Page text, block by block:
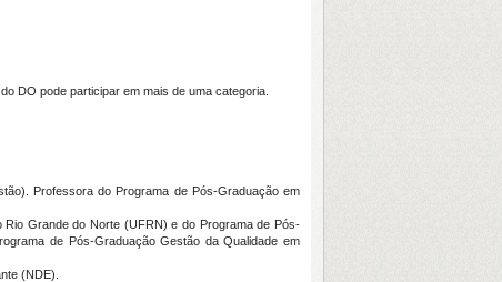
DO pode participar em mais de uma categoria.
Professora do Programa de Pós-Graduação em
Grande do Norte (UFRN) e do Programa de Pós-
de Pós-Graduação Gestão da Qualidade em
(NDE).